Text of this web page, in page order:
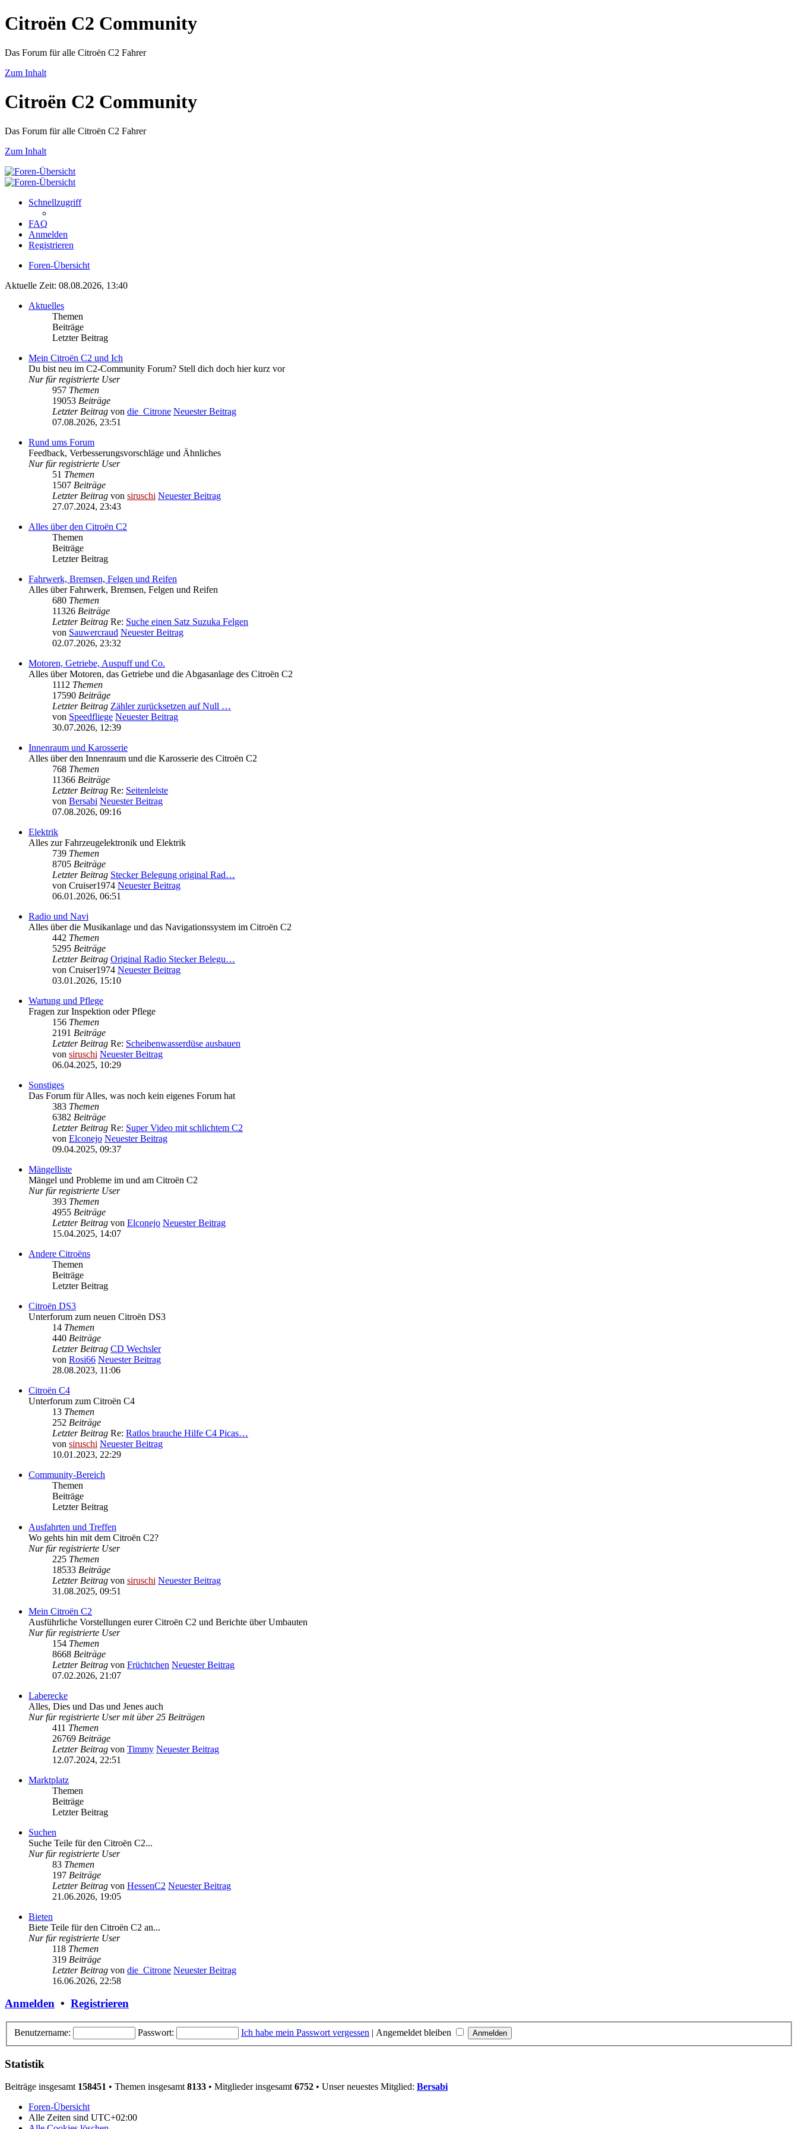
Citroën C2 Community
Das Forum für alle Citroën C2 Fahrer
Zum Inhalt
Citroën C2 Community
Das Forum für alle Citroën C2 Fahrer
Zum Inhalt
Schnellzugriff
FAQ
Anmelden
Registrieren
Foren-Übersicht
Aktuelle Zeit: 08.08.2026, 13:40
Aktuelles
Themen
Beiträge
Letzter Beitrag
Mein Citroën C2 und Ich
Du bist neu im C2-Community Forum? Stell dich doch hier kurz vor
Nur für registrierte User
957 Themen
19053 Beiträge
Letzter Beitrag von die_Citrone Neuester Beitrag
07.08.2026, 23:51
Rund ums Forum
Feedback, Verbesserungsvorschläge und Ähnliches
Nur für registrierte User
51 Themen
1507 Beiträge
Letzter Beitrag von siruschi Neuester Beitrag
27.07.2024, 23:43
Alles über den Citroën C2
Themen
Beiträge
Letzter Beitrag
Fahrwerk, Bremsen, Felgen und Reifen
Alles über Fahrwerk, Bremsen, Felgen und Reifen
680 Themen
11326 Beiträge
Letzter Beitrag Re: Suche einen Satz Suzuka Felgen
von Sauwercraud Neuester Beitrag
02.07.2026, 23:32
Motoren, Getriebe, Auspuff und Co.
Alles über Motoren, das Getriebe und die Abgasanlage des Citroën C2
1112 Themen
17590 Beiträge
Letzter Beitrag Zähler zurücksetzen auf Null …
von Speedfliege Neuester Beitrag
30.07.2026, 12:39
Innenraum und Karosserie
Alles über den Innenraum und die Karosserie des Citroën C2
768 Themen
11366 Beiträge
Letzter Beitrag Re: Seitenleiste
von Bersabi Neuester Beitrag
07.08.2026, 09:16
Elektrik
Alles zur Fahrzeugelektronik und Elektrik
739 Themen
8705 Beiträge
Letzter Beitrag Stecker Belegung original Rad…
von Cruiser1974 Neuester Beitrag
06.01.2026, 06:51
Radio und Navi
Alles über die Musikanlage und das Navigationssystem im Citroën C2
442 Themen
5295 Beiträge
Letzter Beitrag Original Radio Stecker Belegu…
von Cruiser1974 Neuester Beitrag
03.01.2026, 15:10
Wartung und Pflege
Fragen zur Inspektion oder Pflege
156 Themen
2191 Beiträge
Letzter Beitrag Re: Scheibenwasserdüse ausbauen
von siruschi Neuester Beitrag
06.04.2025, 10:29
Sonstiges
Das Forum für Alles, was noch kein eigenes Forum hat
383 Themen
6382 Beiträge
Letzter Beitrag Re: Super Video mit schlichtem C2
von Elconejo Neuester Beitrag
09.04.2025, 09:37
Mängelliste
Mängel und Probleme im und am Citroën C2
Nur für registrierte User
393 Themen
4955 Beiträge
Letzter Beitrag von Elconejo Neuester Beitrag
15.04.2025, 14:07
Andere Citroëns
Themen
Beiträge
Letzter Beitrag
Citroën DS3
Unterforum zum neuen Citroën DS3
14 Themen
440 Beiträge
Letzter Beitrag CD Wechsler
von Rosi66 Neuester Beitrag
28.08.2023, 11:06
Citroën C4
Unterforum zum Citroën C4
13 Themen
252 Beiträge
Letzter Beitrag Re: Ratlos brauche Hilfe C4 Picas…
von siruschi Neuester Beitrag
10.01.2023, 22:29
Community-Bereich
Themen
Beiträge
Letzter Beitrag
Ausfahrten und Treffen
Wo gehts hin mit dem Citroën C2?
Nur für registrierte User
225 Themen
18533 Beiträge
Letzter Beitrag von siruschi Neuester Beitrag
31.08.2025, 09:51
Mein Citroën C2
Ausführliche Vorstellungen eurer Citroën C2 und Berichte über Umbauten
Nur für registrierte User
154 Themen
8668 Beiträge
Letzter Beitrag von Früchtchen Neuester Beitrag
07.02.2026, 21:07
Laberecke
Alles, Dies und Das und Jenes auch
Nur für registrierte User mit über 25 Beiträgen
411 Themen
26769 Beiträge
Letzter Beitrag von Timmy Neuester Beitrag
12.07.2024, 22:51
Marktplatz
Themen
Beiträge
Letzter Beitrag
Suchen
Suche Teile für den Citroën C2...
Nur für registrierte User
83 Themen
197 Beiträge
Letzter Beitrag von HessenC2 Neuester Beitrag
21.06.2026, 19:05
Bieten
Biete Teile für den Citroën C2 an...
Nur für registrierte User
118 Themen
319 Beiträge
Letzter Beitrag von die_Citrone Neuester Beitrag
16.06.2026, 22:58
Anmelden • Registrieren
Benutzername: Passwort: Ich habe mein Passwort vergessen | Angemeldet bleiben
Statistik
Beiträge insgesamt 158451 • Themen insgesamt 8133 • Mitglieder insgesamt 6752 • Unser neuestes Mitglied: Bersabi
Foren-Übersicht
Alle Zeiten sind UTC+02:00